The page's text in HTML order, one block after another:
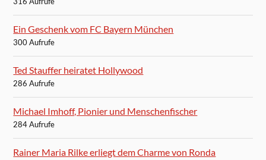
Ein Geschenk vom FC Bayern München
300 Aufrufe
Ted Stauffer heiratet Hollywood
286 Aufrufe
Michael Imhoff, Pionier und Menschenfischer
284 Aufrufe
Rainer Maria Rilke erliegt dem Charme von Ronda